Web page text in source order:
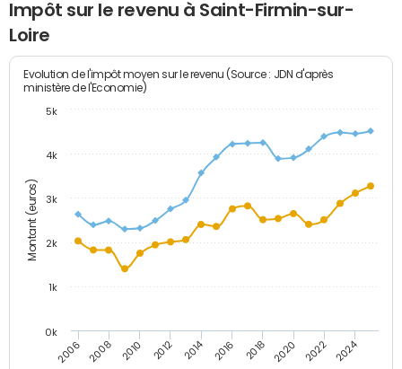
Impôt sur le revenu à Saint-Firmin-sur-
Loire
Montant (euros)
Evolution de l'impôt moyen sur le revenu (Source : JDN d'après
ministère de l'Economie)
2006 2008 2010 2012 2014 2016 2018 2020 2022 2024
0k
1k
2k
3k
4k
5k